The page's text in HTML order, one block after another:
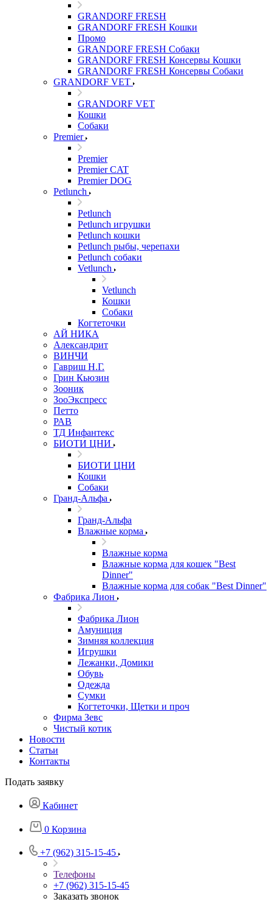
GRANDORF FRESH
GRANDORF FRESH Кошки
Промо
GRANDORF FRESH Собаки
GRANDORF FRESH Консервы Кошки
GRANDORF FRESH Консервы Собаки
GRANDORF VET
GRANDORF VET
Кошки
Собаки
Premier
Premier
Premier CAT
Premier DOG
Petlunch
Petlunch
Petlunch игрушки
Petlunch кошки
Petlunch рыбы, черепахи
Petlunch собаки
Vetlunch
Vetlunch
Кошки
Собаки
Когтеточки
АЙ НИКА
Александрит
ВИНЧИ
Гавриш Н.Г.
Грин Кьюзин
Зооник
ЗооЭкспресс
Петто
РАВ
ТД Инфантекс
БИОТИ ЦНИ
БИОТИ ЦНИ
Кошки
Собаки
Гранд-Альфа
Гранд-Альфа
Влажные корма
Влажные корма
Влажные корма для кошек "Best
Dinner"
Влажные корма для собак "Best Dinner"
Фабрика Лион
Фабрика Лион
Амуниция
Зимняя коллекция
Игрушки
Лежанки, Домики
Обувь
Одежда
Сумки
Когтеточки, Щетки и проч
Фирма Зевс
Чистый котик
Новости
Статьи
Контакты
Подать заявку
Кабинет
0 Корзина
+7 (962) 315-15-45
Телефоны
+7 (962) 315-15-45
Заказать звонок